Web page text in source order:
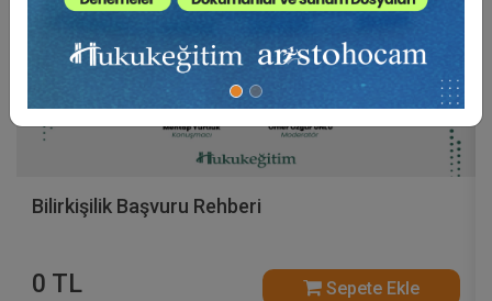
Bilirkişilik Başvuru Rehberi
0 TL Sepete Ekle